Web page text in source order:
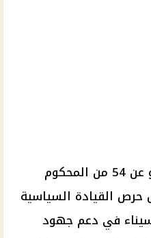
أصدر الرئيس عبد الفتاح السيسي قرارًا جمهوريًا بالعفو عن 54 من المحكوم
القيادة السياسية
سيناء في دعم جهود